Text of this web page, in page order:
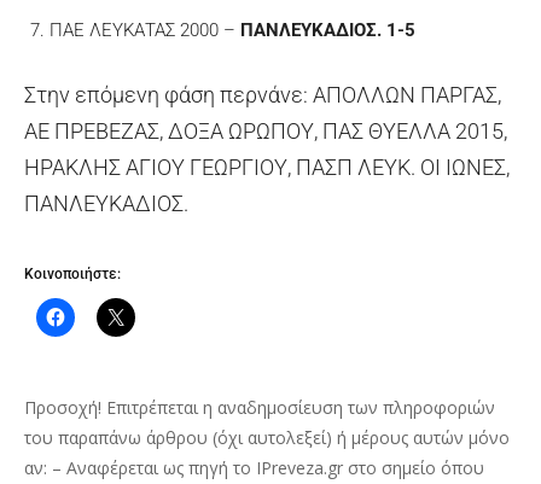
ΠΑΕ ΛΕΥΚΑΤΑΣ 2000 – ΠΑΝΛΕΥΚΑΔΙΟΣ. 1-5
Στην επόμενη φάση περνάνε: ΑΠΟΛΛΩΝ ΠΑΡΓΑΣ,
ΑΕ ΠΡΕΒΕΖΑΣ, ΔΟΞΑ ΩΡΩΠΟΥ, ΠΑΣ ΘΥΕΛΛΑ 2015,
ΗΡΑΚΛΗΣ ΑΓΙΟΥ ΓΕΩΡΓΙΟΥ, ΠΑΣΠ ΛΕΥΚ. ΟΙ ΙΩΝΕΣ,
ΠΑΝΛΕΥΚΑΔΙΟΣ.
Κοινοποιήστε:
Προσοχή! Επιτρέπεται η αναδημοσίευση των πληροφοριών
του παραπάνω άρθρου (όχι αυτολεξεί) ή μέρους αυτών μόνο
αν: – Αναφέρεται ως πηγή το IPreveza.gr στο σημείο όπου